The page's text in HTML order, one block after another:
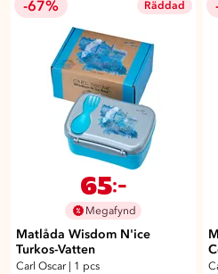
-67% Räddad
65:-
Megafynd
Matlåda Wisdom N'ice
Turkos-Vatten
Carl Oscar 1 pcs